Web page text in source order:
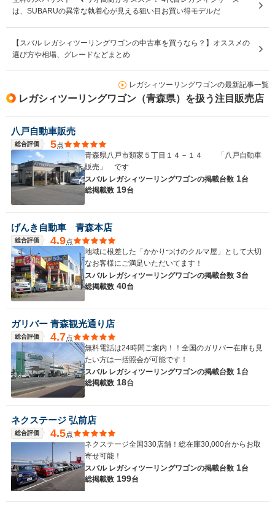
は、SUBARUの異常な執着心が見える狙い目お買い得モデルだ
【スバル レガシィツーリングワゴンの中古車を買うなら？】オススメの
選び方や相場、グレードなどまとめ
レガシィツーリングワゴンの最新記事一覧
レガシィツーリングワゴン（青森県）を扱う注目販売店
八戸自動車販売
総合評価 5点
青森県八戸市類家５丁目１４－１４ 「八戸自動車
販売」 です
スバル レガシィツーリングワゴンの掲載台数 1台
総掲載数 19台
げんき自動車 青森本店
総合評価 4.9点
地域に根差した「かかりつけのクルマ屋」として大切
なお客様にご満足いただいてます！
スバル レガシィツーリングワゴンの掲載台数 3台
総掲載数 40台
ガリバー 青森観光通り店
総合評価 4.7点
無料電話は24時間ご案内！！全国のガリバー在庫も見
たい方は一括照会が可能です！
スバル レガシィツーリングワゴンの掲載台数 1台
総掲載数 18台
ネクステージ 弘前店
総合評価 4.5点
ネクステージ全国330店舗！総在庫30,000台からお取
寄せ可能！
スバル レガシィツーリングワゴンの掲載台数 1台
総掲載数 199台